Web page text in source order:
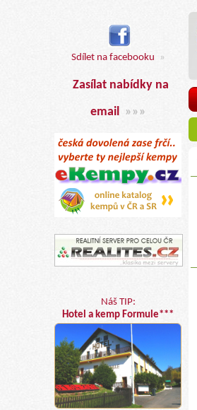
Sdílet na facebooku »
Zasílat nabídky na
email »»»
Náš TIP:
Hotel a kemp Formule***